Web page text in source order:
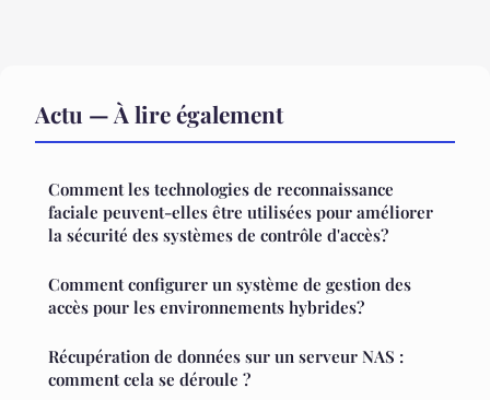
Actu — À lire également
Comment les technologies de reconnaissance
faciale peuvent-elles être utilisées pour améliorer
la sécurité des systèmes de contrôle d'accès?
Comment configurer un système de gestion des
accès pour les environnements hybrides?
Récupération de données sur un serveur NAS :
comment cela se déroule ?